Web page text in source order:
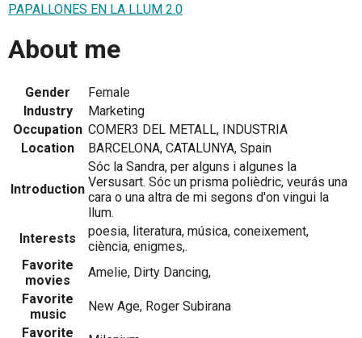
PAPALLONES EN LA LLUM 2.0
About me
Gender
Female
Industry
Marketing
Occupation COMER3 DEL METALL, INDUSTRIA
Location
BARCELONA, CATALUNYA, Spain
Introduction
Sóc la Sandra, per alguns i algunes la
Versusart. Sóc un prisma polièdric, veurás una
cara o una altra de mi segons d'on vingui la
llum.
Interests
poesia, literatura, música, coneixement,
ciència, enigmes,.
Favorite
movies
Amelie, Dirty Dancing,
Favorite
music
New Age, Roger Subirana
Favorite